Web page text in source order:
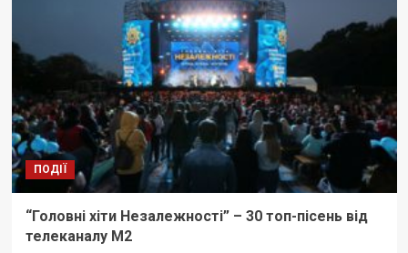
ПОДІЇ
“Головні хіти Незалежності” – 30 топ-пісень від
телеканалу М2